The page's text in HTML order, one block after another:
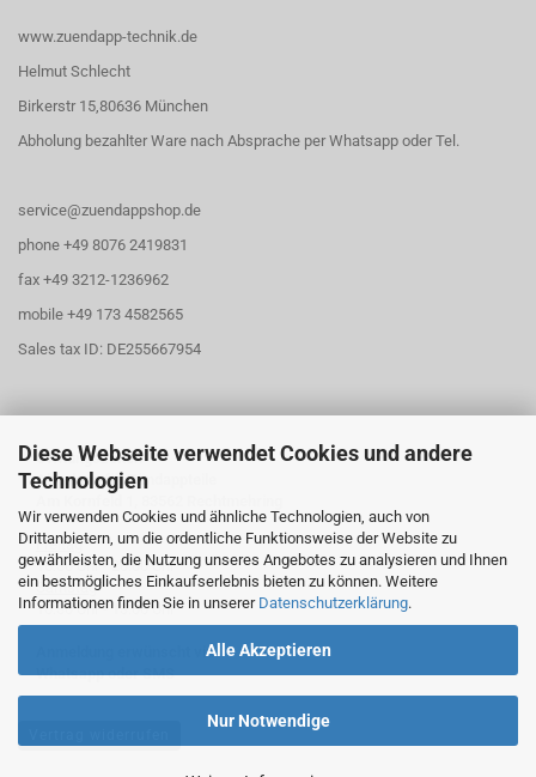
Diese Webseite verwendet Cookies und andere
Technologien
Wir verwenden Cookies und ähnliche Technologien, auch von
Drittanbietern, um die ordentliche Funktionsweise der Website zu
gewährleisten, die Nutzung unseres Angebotes zu analysieren und Ihnen
ein bestmögliches Einkaufserlebnis bieten zu können. Weitere
Informationen finden Sie in unserer Datenschutzerklärung.
Alle Akzeptieren
Nur Notwendige
www.zuendapp-technik.de
Helmut Schlecht
Birkerstr 15,80636 München
Abholung bezahlter Ware nach Absprache per Whatsapp oder Tel.
service@zuendappshop.de
phone +49 8076 2419831
fax +49 3212-1236962
mobile +49 173 4582565
Sales tax ID: DE255667954
Öffnungszeiten
Abholung für Zündappteile
Freitag
16:30 Uhr - 20:00 Uhr
Samstag
10:30 Uhr - 13:00 Uhr
Anmeldung erwünscht via
Whatsapp oder SMS